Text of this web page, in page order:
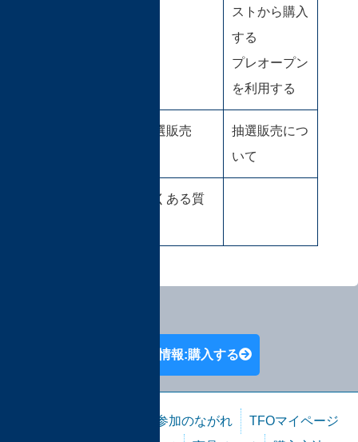
ストから購入
する
プレオープン
を利用する
抽選販売
抽選販売につ
いて
よくある質
TFO開催情報:購入する
参加のながれ
TFOマイページ